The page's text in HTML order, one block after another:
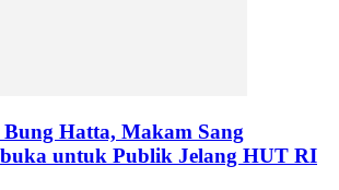
Hatta, Makam Sang
untuk Publik Jelang HUT RI